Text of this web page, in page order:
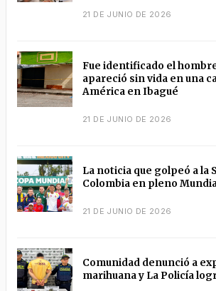
21 DE JUNIO DE 2026
Fue identificado el
apareció sin vida en una
América en Ibagué
21 DE JUNIO DE 2026
La noticia que golpeó a la
Colombia en pleno
21 DE JUNIO DE 2026
Comunidad denunció a
marihuana y La Policía